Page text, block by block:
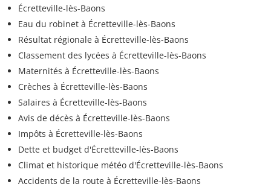
Écretteville-lès-Baons
Eau du robinet à Écretteville-lès-Baons
Résultat régionale à Écretteville-lès-Baons
Classement des lycées à Écretteville-lès-Baons
Maternités à Écretteville-lès-Baons
Crèches à Écretteville-lès-Baons
Salaires à Écretteville-lès-Baons
Avis de décès à Écretteville-lès-Baons
Impôts à Écretteville-lès-Baons
Dette et budget d'Écretteville-lès-Baons
Climat et historique météo d'Écretteville-lès-Baons
Accidents de la route à Écretteville-lès-Baons